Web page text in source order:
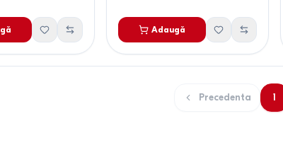
Adaugă
Precedenta 1